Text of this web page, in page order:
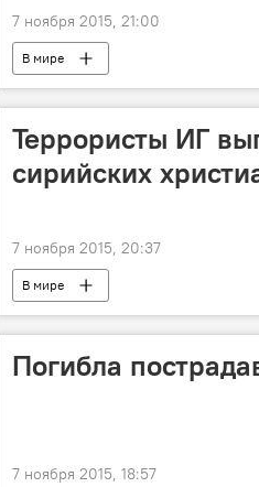
7 ноября 2015, 21:00
В мире
Террористы ИГ
сирийских
7 ноября 2015, 20:37
В мире
Погибла
7 ноября 2015, 18:57